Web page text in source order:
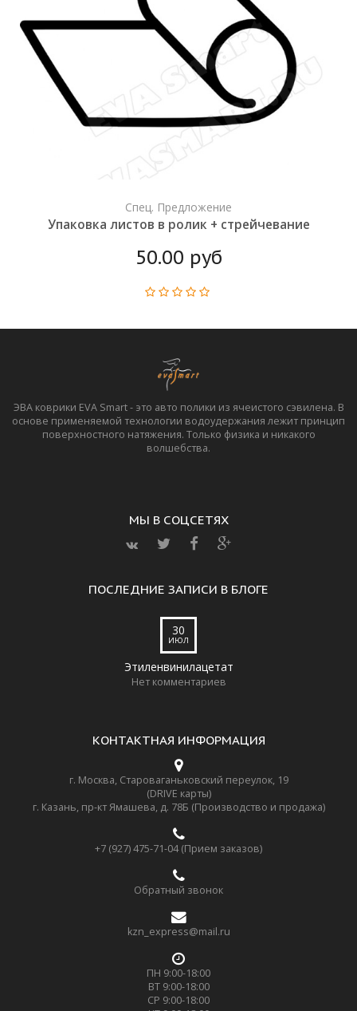
Спец. Предложение
Упаковка листов в ролик + стрейчевание
50.00 руб
ЭВА коврики EVA Smart - это авто полики из ячеистого сэвилена. В
основе применяемой технологии водоудержания лежит принцип
поверхностного натяжения. Только физика и никакого
волшебства.
МЫ В СОЦСЕТЯХ
ПОСЛЕДНИЕ ЗАПИСИ В БЛОГЕ
30
ИЮЛ
Этиленвинилацетат
Нет комментариев
КОНТАКТНАЯ ИНФОРМАЦИЯ
г. Москва, Староваганьковский переулок, 19
(DRIVE карты)
г. Казань, пр-кт Ямашева, д. 78Б (Производство и продажа)
+7 (927) 475-71-04 (Прием заказов)
Обратный звонок
kzn_express@mail.ru
ПН 9:00-18:00
ВТ 9:00-18:00
СР 9:00-18:00